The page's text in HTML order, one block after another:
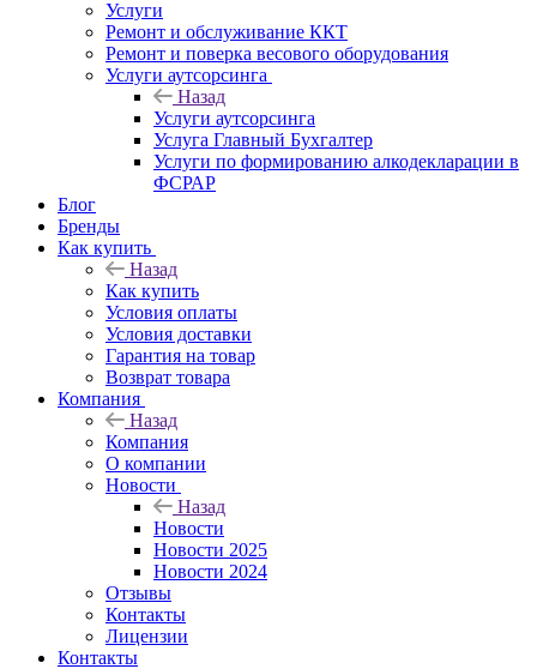
Услуги
Ремонт и обслуживание ККТ
Ремонт и поверка весового оборудования
Услуги аутсорсинга
Назад
Услуги аутсорсинга
Услуга Главный Бухгалтер
Услуги по формированию алкодекларации в
ФСРАР
Блог
Бренды
Как купить
Назад
Как купить
Условия оплаты
Условия доставки
Гарантия на товар
Возврат товара
Компания
Назад
Компания
О компании
Новости
Назад
Новости
Новости 2025
Новости 2024
Отзывы
Контакты
Лицензии
Контакты